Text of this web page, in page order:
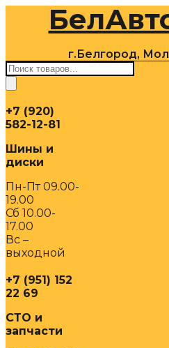
содержимому
г.Белгород,
Поиск
товаров
+7 (920)
582-12-81
Шины и
диски
Пн-Пт 09.00-
19.00
Сб 10.00-
17.00
Вс –
выходной
+7 (951) 152
22 69
СТО и
запчасти